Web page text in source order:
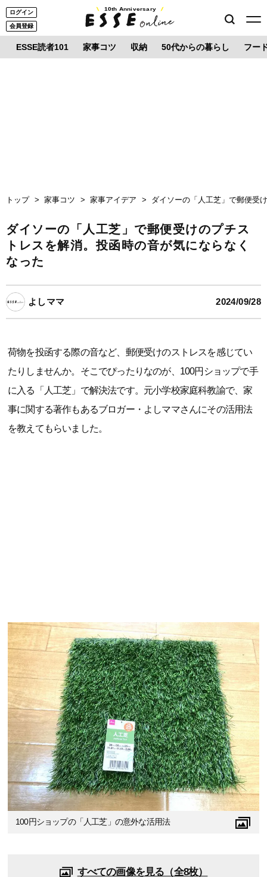
ログイン
会員登録
10th Anniversary
ESSE読者101 家事コツ 収納 50代からの暮らし フー
トップ 家事コツ 家事アイデア ダイソーの「人工芝」で郵便受
ダイソーの「人工芝」で郵便受けのプチス
トレスを解消。投函時の音が気にならなく
なった
よしママ 2024/09/28
荷物を投函する際の音など、郵便受けのストレスを感じてい
たりしませんか。そこでぴったりなのが、100円ショップで手
に入る「人工芝」で解決法です。元小学校家庭科教諭で、家
事に関する著作もあるブロガー・よしママさんにその活用法
を教えてもらいました。
100円ショップの「人工芝」の意外な活用法
すべての画像を見る（全8枚）